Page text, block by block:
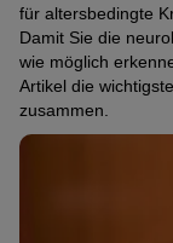
für altersbedingte
Damit Sie die
wie möglich
Artikel die
zusammen.